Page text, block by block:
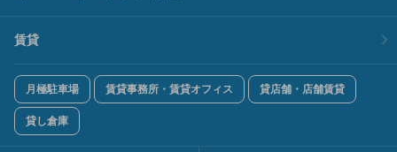
賃貸
月極駐車場 賃貸事務所・賃貸オフィス 貸店舗・店舗賃貸
貸し倉庫